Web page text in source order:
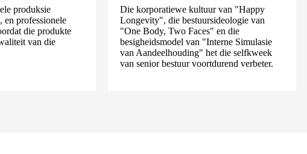
produksie
en professionele
die produkte
van die
Die korporatiewe kultuur van "Happy
Longevity", die bestuursideologie van
"One Body, Two Faces" en die
besigheidsmodel van "Interne Simulasie
van Aandeelhouding" het die selfkweek
van senior bestuur voortdurend verbeter.